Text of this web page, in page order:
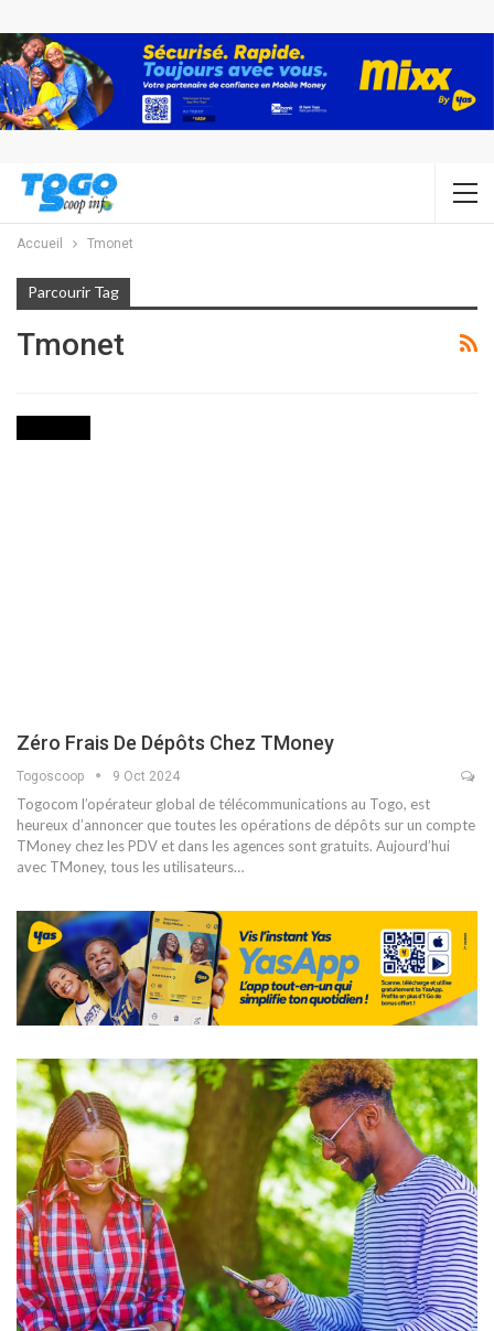
Accueil Tmonet
Parcourir Tag
Tmonet
Zéro Frais De Dépôts Chez TMoney
Togoscoop 9 Oct 2024
Togocom l’opérateur global de télécommunications au Togo, est
heureux d’annoncer que toutes les opérations de dépôts sur un compte
TMoney chez les PDV et dans les agences sont gratuits. Aujourd’hui
avec TMoney, tous les utilisateurs…